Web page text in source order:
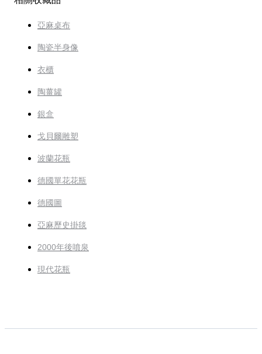
亞麻桌布
陶瓷半身像
衣櫃
陶薑罐
銀盒
戈貝爾雕塑
波蘭花瓶
德國單花花瓶
德國圖
亞麻歷史掛毯
2000年後噴泉
現代花瓶